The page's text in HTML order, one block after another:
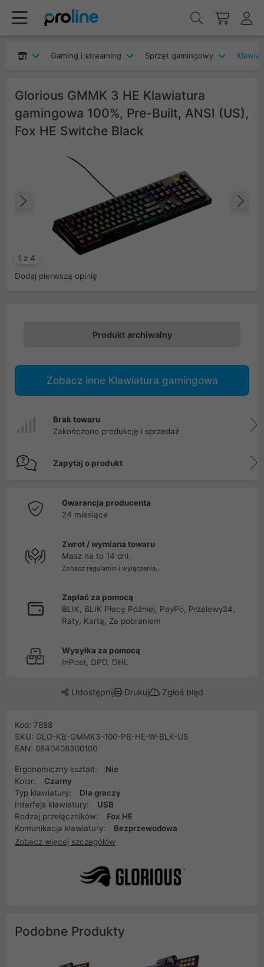
Gaming i streaming Sprzęt gamingowy
Glorious GMMK 3 HE Klawiatura
gamingowa 100%, Pre-Built, ANSI (US),
Fox HE Switche Black
1 z 4
Poprzedni
Dodaj pierwszą opinię
Produkt archiwalny
Zobacz inne Klawiatura gamingowa
Brak towaru
Zakończono produkcję i sprzedaż
Zapytaj o produkt
Gwarancja producenta
24 miesiące
Zwrot / wymiana towaru
Masz na to 14 dni.
Zobacz regulamin i wyłączenia...
Zapłać za pomocą
BLIK, BLIK Płacę Później, PayPo, Przelewy24,
Raty, Kartą, Za pobraniem
Wysyłka za pomocą
InPost, DPD, DHL
Udostępnij Drukuj Zgłoś błąd
Kod: 7888
SKU: GLO-KB-GMMK3-100-PB-HE-W-BLK-US
EAN: 0840408300100
Ergonomiczny kształt:
Nie
Kolor:
Czarny
Typ klawiatury:
Dla graczy
Interfejs klawiatury:
USB
Rodzaj przełączników:
Fox HE
Komunikacja klawiatury:
Bezprzewodowa
Zobacz więcej szczegółów
Podobne Produkty